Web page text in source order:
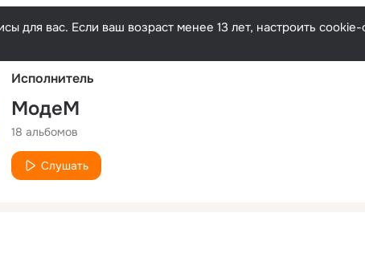
для вас. Если ваш возраст менее 13 лет, настроить
Исполнитель
МодеМ
18 альбомов
Слушать